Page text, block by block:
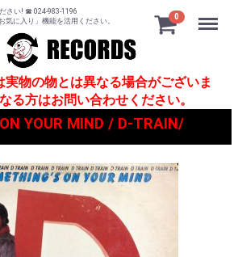
さい! ☎ 024-983-1196
気に入り」機能を活用ください。
0 Menu
実物の物とは異なる場合がございま
る方はお問い合わせください。
YOUR MIND / D-TRAIN/